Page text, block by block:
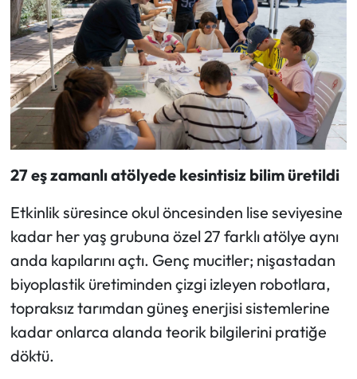
27 eş zamanlı atölyede kesintisiz bilim üretildi
Etkinlik süresince okul öncesinden lise seviyesine
kadar her yaş grubuna özel 27 farklı atölye aynı
anda kapılarını açtı. Genç mucitler; nişastadan
biyoplastik üretiminden çizgi izleyen robotlara,
topraksız tarımdan güneş enerjisi sistemlerine
kadar onlarca alanda teorik bilgilerini pratiğe
döktü.